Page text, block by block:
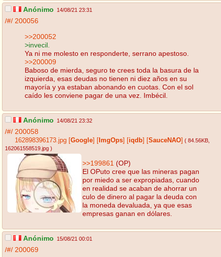
Anónimo 14/08/21 23:31
/#/ 200056
>>200052
>invecil.
Ya ni me molesto en responderte, serrano apestoso.
>>200009
Baboso de mierda, seguro te crees toda la basura de la
izquierda, esas deudas no tienen ni diez años en su
mayoría y ya estaban abonando en cuotas. Con el sol
caído les conviene pagar de una vez. Imbécil.
Anónimo 14/08/21 23:32
/#/ 200058
162898396173.jpg Google ImgOps iqdb SauceNAO ( 84.56KB
162061558519.jpg )
>>199861 (OP)
El OPuto cree que las mineras pagan
por miedo a ser expropiadas, cuando
en realidad se acaban de ahorrar un
culo de dinero al pagar la deuda con
la moneda devaluada, ya que esas
empresas ganan en dólares.
Anónimo 15/08/21 00:01
/#/ 200069